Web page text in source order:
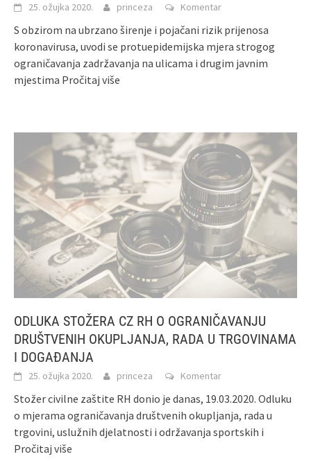
25. ožujka 2020. princeza Komentar
S obzirom na ubrzano širenje i pojačani rizik prijenosa
koronavirusa, uvodi se protuepidemijska mjera strogog
ograničavanja zadržavanja na ulicama i drugim javnim
mjestima Pročitaj više
ODLUKA STOŽERA CZ RH O OGRANIČAVANJU
DRUŠTVENIH OKUPLJANJA, RADA U TRGOVINAMA
I DOGAĐANJA
25. ožujka 2020. princeza Komentar
Stožer civilne zaštite RH donio je danas, 19.03.2020. Odluku
o mjerama ograničavanja društvenih okupljanja, rada u
trgovini, uslužnih djelatnosti i održavanja sportskih i
Pročitaj više